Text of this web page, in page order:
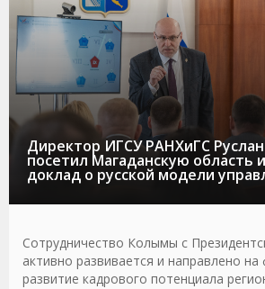
Директор ИГСУ РАНХиГС
посетил Магаданскую область
доклад о русской модели
Сотрудничество Колымы с
активно развивается и направлено
развитие кадрового потенциала